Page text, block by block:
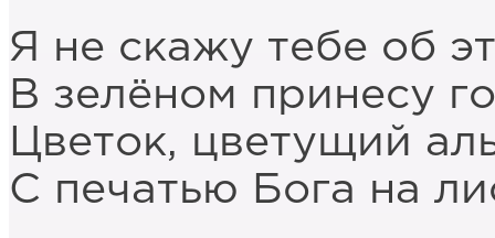
Я не скажу тебе об
В зелёном принесу
Цветок, цветущий
С печатью Бога на